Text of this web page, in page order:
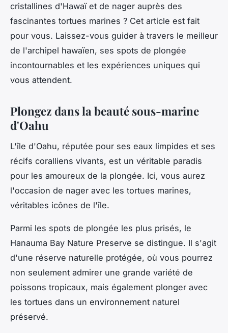
cristallines d'Hawaï et de nager auprès des
fascinantes tortues marines ? Cet article est fait
pour vous. Laissez-vous guider à travers le meilleur
de l'archipel hawaïen, ses spots de plongée
incontournables et les expériences uniques qui
vous attendent.
Plongez dans la beauté sous-marine
d'Oahu
L'île d'Oahu, réputée pour ses eaux limpides et ses
récifs coralliens vivants, est un véritable paradis
pour les amoureux de la plongée. Ici, vous aurez
l'occasion de nager avec les tortues marines,
véritables icônes de l'île.
Parmi les spots de plongée les plus prisés, le
Hanauma Bay Nature Preserve se distingue. Il s'agit
d'une réserve naturelle protégée, où vous pourrez
non seulement admirer une grande variété de
poissons tropicaux, mais également plonger avec
les tortues dans un environnement naturel
préservé.